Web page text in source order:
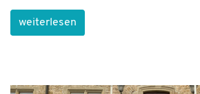
weiterlesen